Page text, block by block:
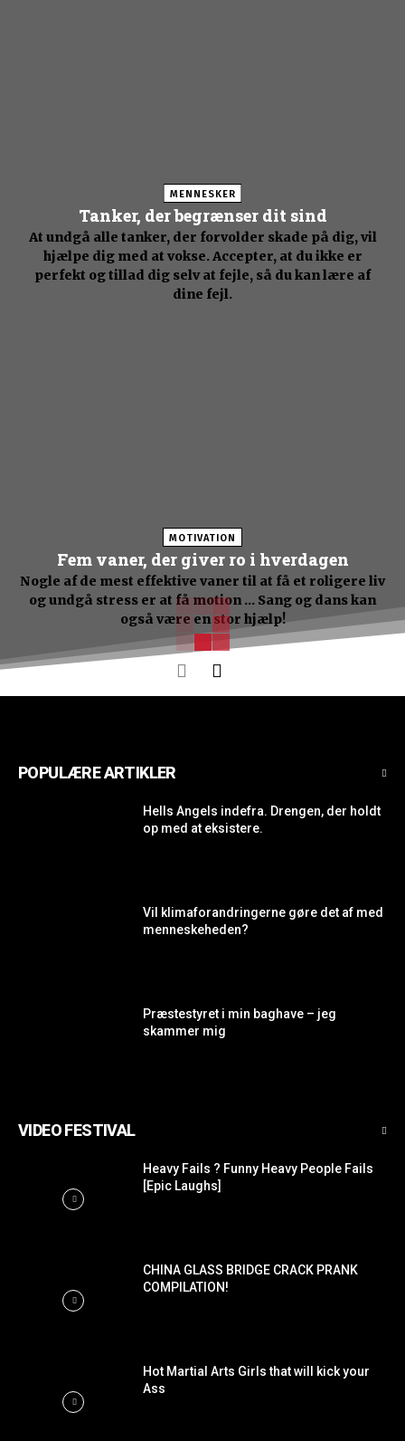
MENNESKER
Tanker, der begrænser dit sind
At undgå alle tanker, der forvolder skade på dig, vil
hjælpe dig med at vokse. Accepter, at du ikke er
perfekt og tillad dig selv at fejle, så du kan lære af
dine fejl.
MOTIVATION
Fem vaner, der giver ro i hverdagen
Nogle af de mest effektive vaner til at få et roligere liv
og undgå stress er at få motion ... Sang og dans kan
også være en stor hjælp!
POPULÆRE ARTIKLER
Hells Angels indefra. Drengen, der holdt
op med at eksistere.
Vil klimaforandringerne gøre det af med
menneskeheden?
Præstestyret i min baghave – jeg
skammer mig
VIDEO FESTIVAL
Heavy Fails ? Funny Heavy People Fails
[Epic Laughs]
CHINA GLASS BRIDGE CRACK PRANK
COMPILATION!
Hot Martial Arts Girls that will kick your
Ass